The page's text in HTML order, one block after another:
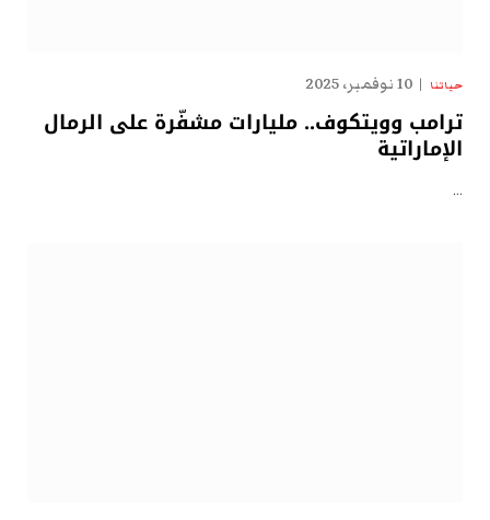
حياتنا 10 نوفمبر، 2025
ترامب وويتكوف.. مليارات مشفّرة على الرمال
الإماراتية
…